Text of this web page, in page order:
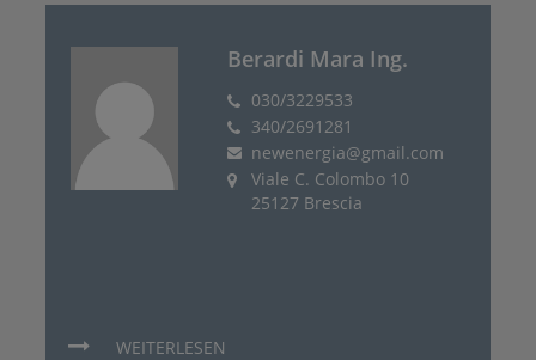
Berardi Mara Ing.
030/3229533
340/2691281
newenergia@gmail.com
Viale C. Colombo 10
25127 Brescia
WEITERLESEN